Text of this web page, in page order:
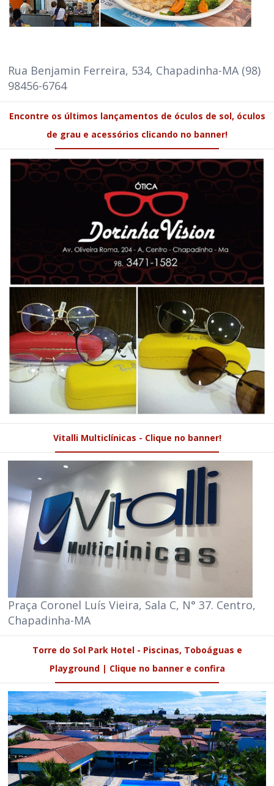
Rua Benjamin Ferreira, 534, Chapadinha-MA (98)
98456-6764
Encontre os últimos lançamentos de óculos de sol, óculos
de grau e acessórios clicando no banner!
Vitalli Multiclínicas - Clique no banner!
Praça Coronel Luís Vieira, Sala C, N° 37. Centro,
Chapadinha-MA
Torre do Sol Park Hotel - Piscinas, Toboáguas e
Playground | Clique no banner e confira